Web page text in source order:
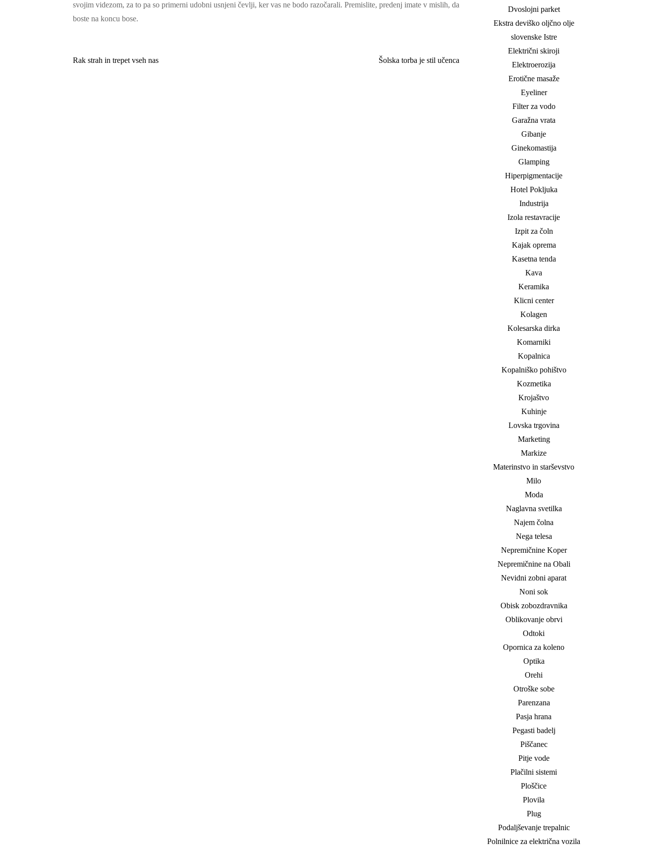
svojim videzom, za to pa so primerni udobni usnjeni čevlji, ker vas ne bodo razočarali. Premislite, predenj imate v mislih, da
boste na koncu bose.
Navigacija
Rak strah in trepet vseh nas Šolska torba je stil učenca
Dvoslojni parket
Ekstra deviško oljčno olje
slovenske Istre
Električni skiroji
Elektroerozija
Erotične masaže
Eyeliner
Filter za vodo
Garažna vrata
Gibanje
Ginekomastija
Glamping
Hiperpigmentacije
Hotel Pokljuka
Industrija
Izola restavracije
Izpit za čoln
Kajak oprema
Kasetna tenda
Kava
Keramika
Klicni center
Kolagen
Kolesarska dirka
Komarniki
Kopalnica
Kopalniško pohištvo
Kozmetika
Krojaštvo
Kuhinje
Lovska trgovina
Marketing
Markize
Materinstvo in starševstvo
Milo
Moda
Naglavna svetilka
Najem čolna
Nega telesa
Nepremičnine Koper
Nepremičnine na Obali
Nevidni zobni aparat
Noni sok
Obisk zobozdravnika
Oblikovanje obrvi
Odtoki
Opornica za koleno
Optika
Orehi
Otroške sobe
Parenzana
Pasja hrana
Pegasti badelj
Piščanec
Pitje vode
Plačilni sistemi
Ploščice
Plovila
Plug
Podaljševanje trepalnic
Polnilnice za električna vozila